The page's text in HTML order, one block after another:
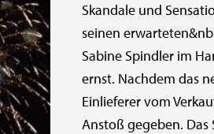
Skandale und
seinen
Sabine Spindler im
ernst. Nachdem das
Einlieferer vom
Anstoß gegeben.